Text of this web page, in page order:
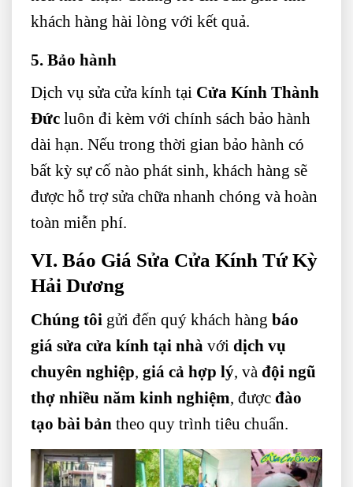
khách hàng hài lòng với kết quả.
5. Bảo hành
Dịch vụ sửa cửa kính tại Cửa Kính Thành
Đức luôn đi kèm với chính sách bảo hành
dài hạn. Nếu trong thời gian bảo hành có
bất kỳ sự cố nào phát sinh, khách hàng sẽ
được hỗ trợ sửa chữa nhanh chóng và hoàn
toàn miễn phí.
VI. Báo Giá Sửa Cửa Kính Tứ Kỳ
Hải Dương
Chúng tôi gửi đến quý khách hàng báo
giá sửa cửa kính tại nhà với dịch vụ
chuyên nghiệp giá cả hợp lý , và đội ngũ
thợ nhiều năm kinh nghiệm , được đào
tạo bài bản theo quy trình tiêu chuẩn.